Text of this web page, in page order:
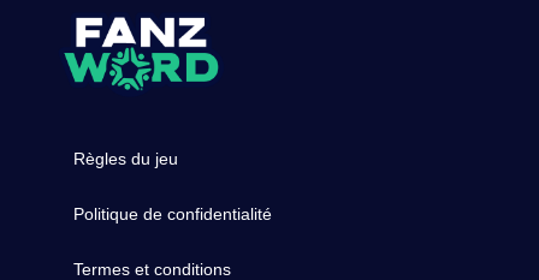
Règles du jeu
Politique de confidentialité
Termes et conditions